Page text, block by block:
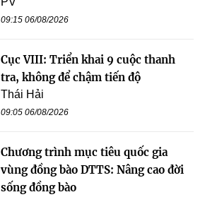
09:15 06/08/2026
Cục VIII: Triển khai 9 cuộc thanh
tra, không để chậm tiến độ
Thái Hải
09:05 06/08/2026
Chương trình mục tiêu quốc gia
vùng đồng bào DTTS: Nâng cao đời
sống đồng bào